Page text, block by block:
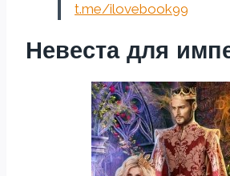
t.me/ilovebook99
Невеста для